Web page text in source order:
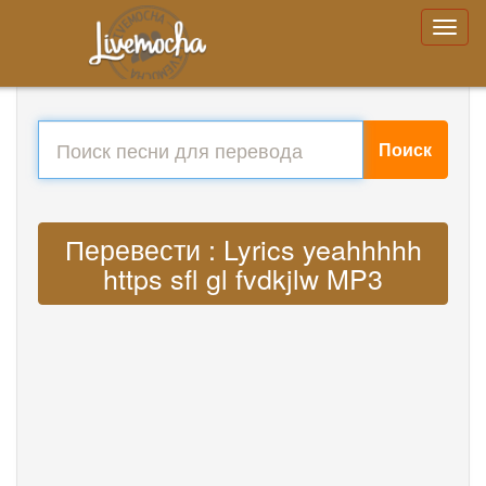
Поиск
Перевести : Lyrics yeahhhhh
https sfl gl fvdkjlw MP3